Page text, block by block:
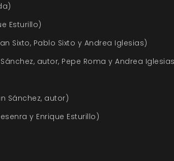
Esturillo)
Sixto, Pablo Sixto y Andrea Iglesias)
autor, Pepe Roma y Andrea
Sánchez, autor)
y Enrique Esturillo)